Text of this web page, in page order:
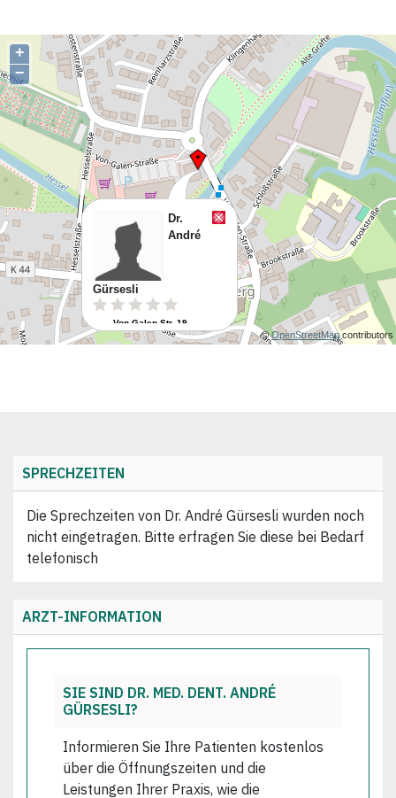
SPRECHZEITEN
Die Sprechzeiten von Dr. André Gürsesli wurden noch
nicht eingetragen. Bitte erfragen Sie diese bei Bedarf
telefonisch
ARZT-INFORMATION
SIE SIND DR. MED. DENT. ANDRÉ
GÜRSESLI?
Informieren Sie Ihre Patienten kostenlos
über die Öffnungszeiten und die
Leistungen Ihrer Praxis, wie die